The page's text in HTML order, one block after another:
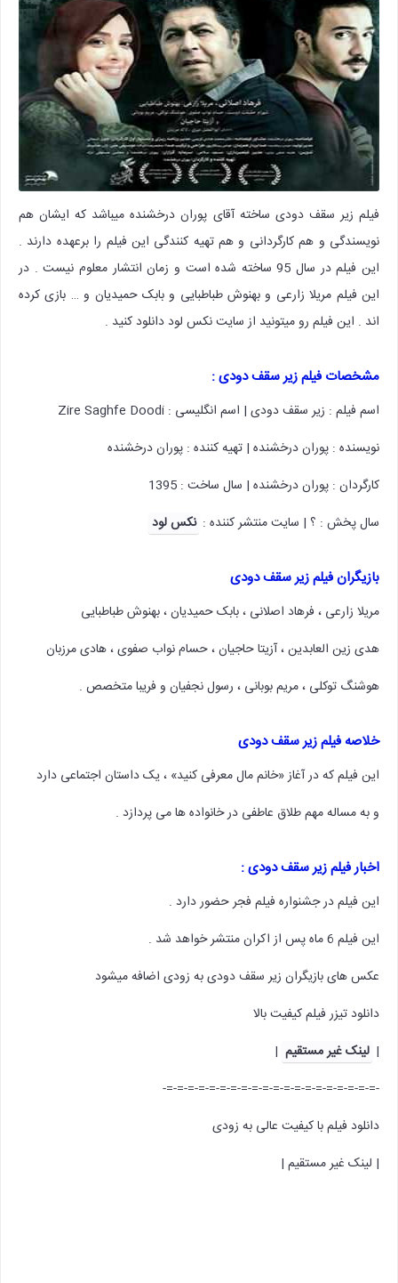
فیلم زیر سقف دودی ساخته آقای پوران درخشنده میباشد که ایشان هم
نویسندگی و هم کارگردانی و هم تهیه کنندگی این فیلم را برعهده دارند .
این فیلم در سال 95 ساخته شده است و زمان انتشار معلوم نیست . در
این فیلم مریلا زارعی و بهنوش طباطبایی و بابک حمیدیان و … بازی کرده
اند . این فیلم رو میتونید از سایت نکس لود دانلود کنید .
مشخصات فیلم زیر سقف دودی :
اسم فیلم : زیر سقف دودی | اسم انگلیسی : Zire Saghfe Doodi
نویسنده : پوران درخشنده | تهیه‌ کننده : پوران درخشنده
کارگردان : پوران درخشنده | سال ساخت : 1395
سال پخش : ؟ | سایت منتشر کننده : نکس لود
بازیگرانفیلم زیر سقف دودی
مریلا زارعی ، فرهاد اصلانی ، بابک حمیدیان ، بهنوش طباطبایی
هدی زین العابدین ، آزیتا حاجیان ، حسام نواب صفوی ، هادی مرزبان
هوشنگ توکلی ، مریم بوبانی ، رسول نجفیان و فریبا متخصص .
خلاصه فیلم زیر سقف دودی
این فیلم که در آغاز «خانم مال معرفی کنید» ، یک داستان اجتماعی دارد
و به مساله مهم طلاق عاطفی در خانواده ها می پردازد .
اخبارفیلم زیر سقف دودی :
این فیلم در جشنواره فیلم فجر حضور دارد .
این فیلم 6 ماه پس از اکران منتشر خواهد شد .
عکس هایبازیگران زیر سقف دودی به زودی اضافه میشود
دانلود تیزر فیلم کیفیت بالا
| لینک غیر مستقیم |
-=-=-=-=-=-=-=-=-=-=-=-=-=-=-=-=-=-=-=-=-
دانلود فیلم با کیفیت عالی به زودی
| لینک غیر مستقیم |